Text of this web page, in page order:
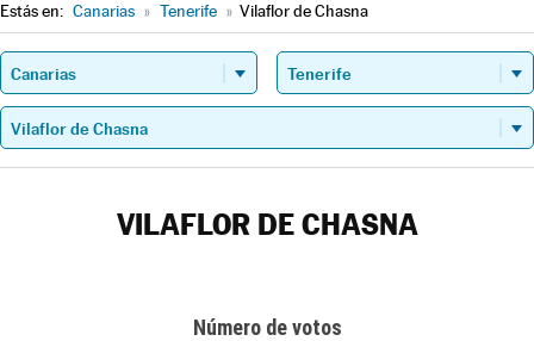
Estás en: Canarias » Tenerife » Vilaflor de Chasna
VILAFLOR DE CHASNA
Número de votos